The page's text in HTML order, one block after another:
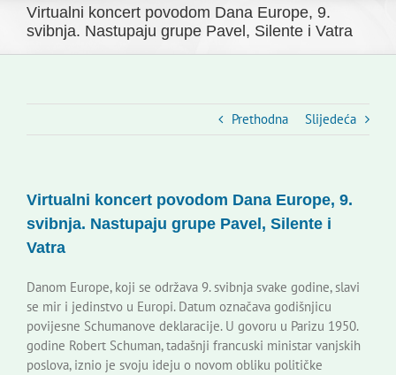
Novosti
Slovenski dom Zagreb
Virtualni koncert povodom Dana Europe, 9.
svibnja. Nastupaju grupe Pavel, Silente i Vatra
Prethodna Slijedeća
Virtualni koncert povodom Dana Europe, 9.
svibnja. Nastupaju grupe Pavel, Silente i
Vatra
Danom Europe, koji se održava 9. svibnja svake godine, slavi
se mir i jedinstvo u Europi. Datum označava godišnjicu
povijesne Schumanove deklaracije. U govoru u Parizu 1950.
godine Robert Schuman, tadašnji francuski ministar vanjskih
poslova, iznio je svoju ideju o novom obliku političke